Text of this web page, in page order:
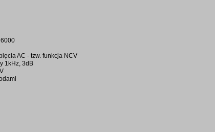
AC - tzw. funkcja NCV
1kHz, 3dB